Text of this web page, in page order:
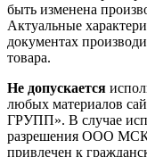
быть изменена
Актуальные
документах
товара.
Не допускается
любых материалов
ГРУПП». В случае
разрешения ООО
привлечен к